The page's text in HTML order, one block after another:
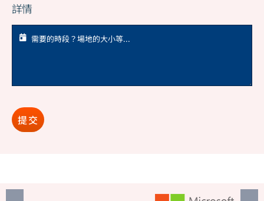
詳情
提交